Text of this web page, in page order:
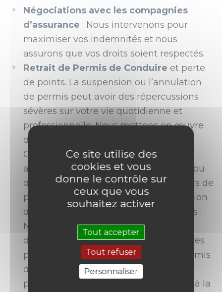
Négociations avec les compagnies
d’assurance : Nous intervenons pour
maximiser vos indemnités et nous
assurons que vos droits soient respectés.
Retrait de Permis de Conduire et perte
de points. La suspension ou l’annulation
de permis peut avoir des répercussions
sévères sur votre vie quotidienne et
professionnelle. Nous mettons en œuvre
des stratégies autour de 3 axes:
Contestation de la mesure : Nous
analysons les motifs de la suspension ou
de l’annulation et cherchons les erreurs de
procédure pouvant entraîner l’annulation
de la sanction; Récupération du permis :
Nous vous accompagnons dans les
démarches administratives et judiciaires
pour obtenir la restitution de votre permis
de conduire et éviter une perte de
points; Aménagement de la sanction : à la
Ce site utilise des
cookies et vous
donne le contrôle sur
ceux que vous
souhaitez activer
Tout accepter
Tout refuser
Personnaliser